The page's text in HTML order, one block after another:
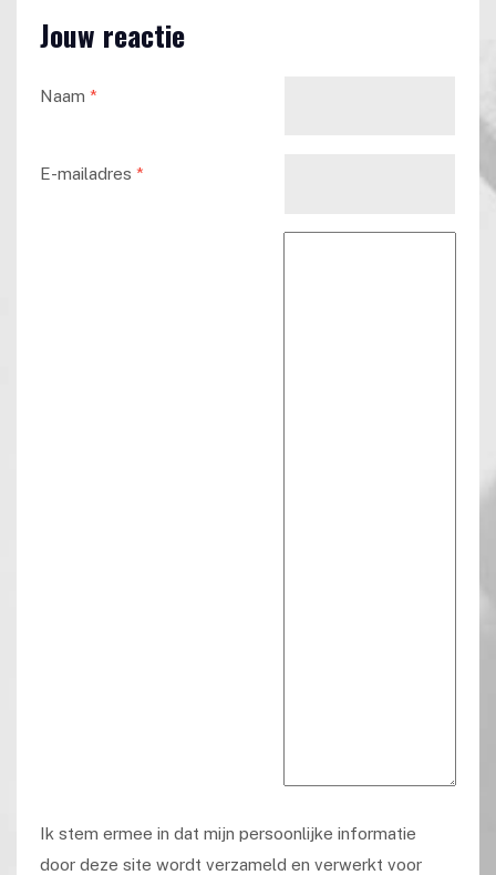
Jouw reactie
Naam *
E-mailadres *
Ik stem ermee in dat mijn persoonlijke informatie
door deze site wordt verzameld en verwerkt voor